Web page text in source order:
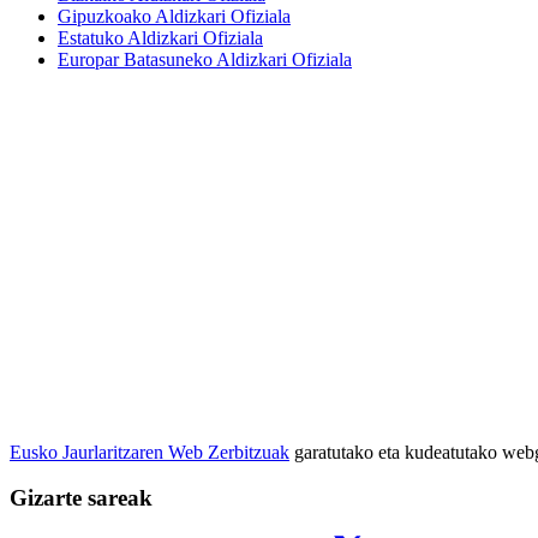
Gipuzkoako Aldizkari Ofiziala
Estatuko Aldizkari Ofiziala
Europar Batasuneko Aldizkari Ofiziala
Eusko Jaurlaritzaren Web Zerbitzuak garatutako eta kudeatutako
Gizarte sareak